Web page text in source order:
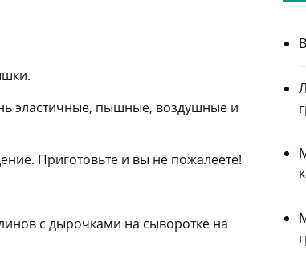
эластичные, пышные, воздушные и
Приготовьте и вы не пожалеете!
с дырочками на сыворотке на